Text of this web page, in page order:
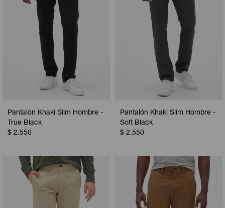
Pantalón Khaki Slim Hombre -
True Black
$ 2.550
Pantalón Khaki Slim Hombre -
Soft Black
$ 2.550